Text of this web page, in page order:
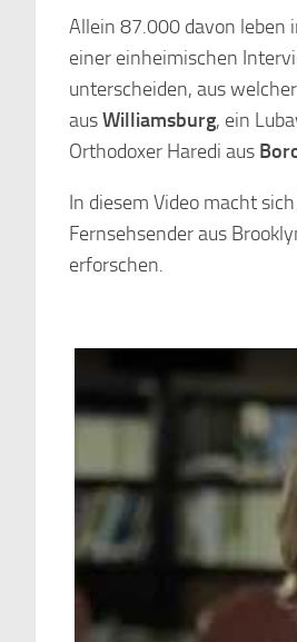
Allein 87.000 davon leben
einer einheimischen
unterscheiden, aus
ausWilliamsburg, ein
Orthodoxer Haredi aus
In diesem Video macht
Fernsehsender aus
erforschen.